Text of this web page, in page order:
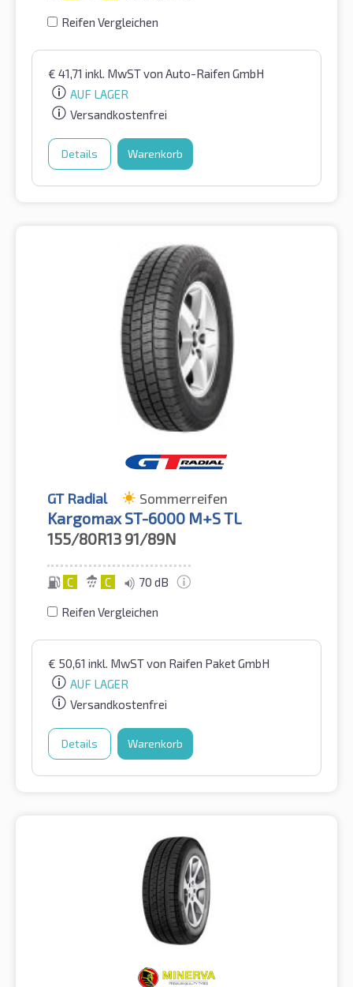
Reifen Vergleichen
€ 41,71 inkl. MwSTvon Auto-Raifen GmbH
AUF LAGER
Versandkostenfrei
Details Warenkorb
GT Radial Sommerreifen
Kargomax ST-6000 M+S TL
155/80R13 91/89N
C C 70 dB
Reifen Vergleichen
€ 50,61 inkl. MwSTvon Raifen Paket GmbH
AUF LAGER
Versandkostenfrei
Details Warenkorb